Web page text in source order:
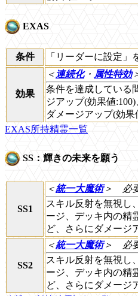
EXAS
条件 「リーダーに設定」
効果
＜連続化・ 属性特効
条件を達成している
ジアップ(効果値
ダメージアップ(効果
EXAS所持精霊一覧
SS：輝きの未来を願う
SS1
＜統一大魔術＞
必
スキル反射を無視し
ージ、デッキ内の精
ど、さらにダメージ
SS2
＜統一大魔術＞
必
スキル反射を無視し
ージ、デッキ内の精
ど、さらにダメージ